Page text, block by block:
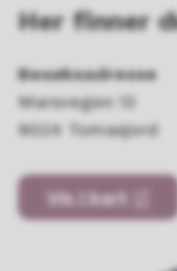
Her finner
Besøksadresse
Marsvegen 13
9024 Tomasjord
Vis i kart